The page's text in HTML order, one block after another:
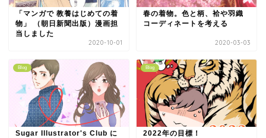
「マンガで 教養はじめての着
物」 （朝日新聞出版）漫画担
当しました
2020-10-01
春の着物。色と柄、袷や羽織
コーディネートを考える
2020-03-03
Blog
Sugar Illustrator's Club に
Blog
2022年の目標！